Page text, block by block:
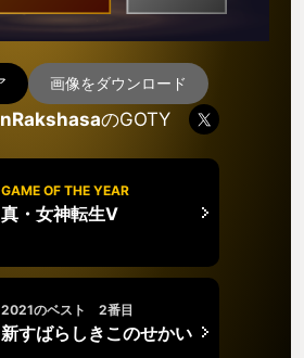
画像をダウンロード
のGOTY
GAME OF THE YEAR
真・女神転生V
2021のベスト 2番目
新すばらしきこのせかい